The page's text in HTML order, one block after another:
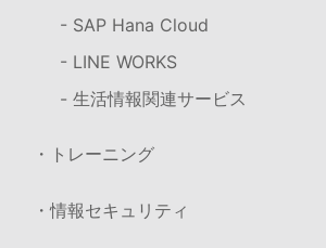
- SAP Hana Cloud
- LINE WORKS
- 生活情報関連サービス
・トレーニング
・情報セキュリティ